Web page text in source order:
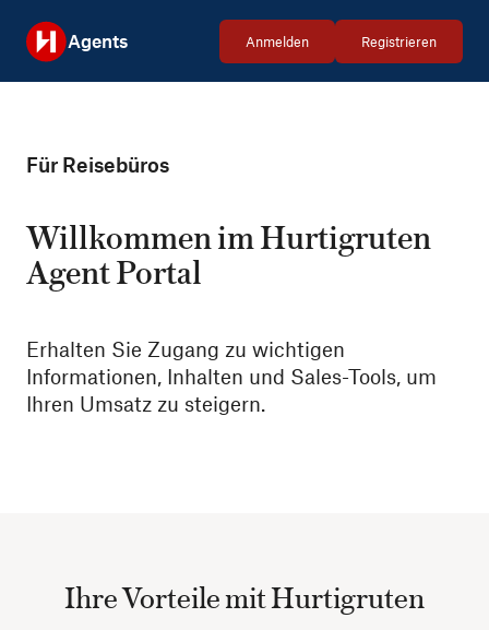
Agents Anmelden Registrieren
Für Reisebüros
Willkommen im Hurtigruten
Agent Portal
Erhalten Sie Zugang zu wichtigen
Informationen, Inhalten und Sales-Tools, um
Ihren Umsatz zu steigern.
Ihre Vorteile mit Hurtigruten